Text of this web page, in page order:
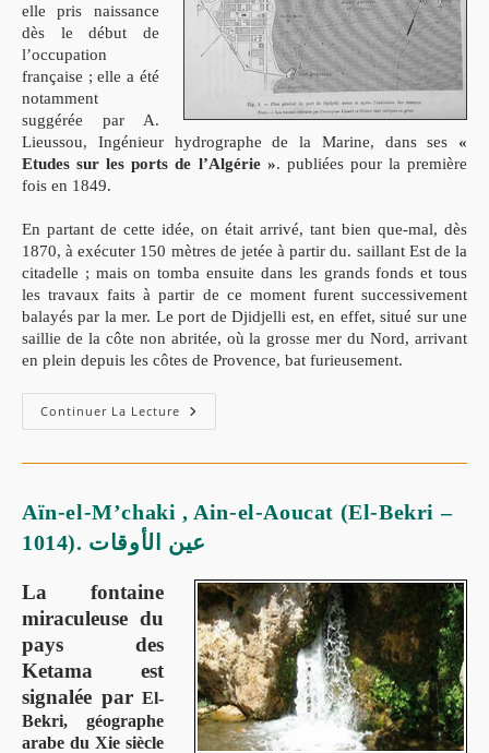
elle pris naissance
dès le début de
l’occupation
française ; elle a été
notamment
suggérée par A.
Lieussou, Ingénieur hydrographe de la Marine, dans ses «
Etudes sur les ports de l’Algérie ». publiées pour la première
fois en 1849.
En partant de cette idée, on était arrivé, tant bien que-mal, dès
1870, à exécuter 150 mètres de jetée à partir du. saillant Est de la
citadelle ; mais on tomba ensuite dans les grands fonds et tous
les travaux faits à partir de ce moment furent successivement
balayéspar la mer. Le port de Djidjelli est, en effet, situé sur une
saillie de la côte non abritée, où la grosse mer du Nord, arrivant
en plein depuis les côtes de Provence, bat furieusement.
Continuer La Lecture
Aïn-el-M’chaki , Ain-el-Aoucat (El-Bekri –
1014). عين الأوقات
La fontaine
miraculeuse du
pays des
Ketama est
signalée par El-
Bekri, géographe
arabe du Xie siècle